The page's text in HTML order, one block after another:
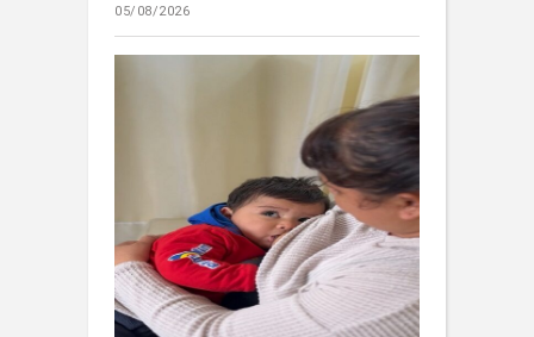
05/08/2026